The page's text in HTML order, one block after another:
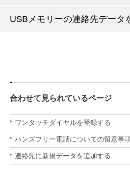
USBメモリーの連絡先データ
合わせて見られているページ
ワンタッチダイヤルを登録する
ハンズフリー電話についての留意事
連絡先に新規データを追加する